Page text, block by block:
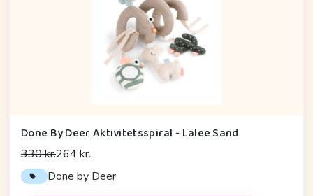
Done By Deer Aktivitetsspiral - Lalee Sand
330 kr.264 kr.
Done by Deer